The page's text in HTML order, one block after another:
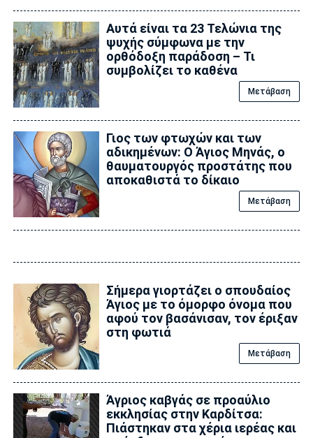
Αυτά είναι τα 23 Τελώνια της
ψυχής σύμφωνα με την
ορθόδοξη παράδοση – Τι
συμβολίζει το καθένα
Μετάβαση
Γιος των φτωχών και των
αδικημένων: Ο Άγιος Μηνάς, ο
θαυματουργός προστάτης που
αποκαθιστά το δίκαιο
Μετάβαση
Σήμερα γιορτάζει ο σπουδαίος
Άγιος με το όμορφο όνομα που
αφού τον βασάνισαν, τον έριξαν
στη φωτιά
Μετάβαση
Άγριος καβγάς σε προαύλιο
εκκλησίας στην Καρδίτσα:
Πιάστηκαν στα χέρια ιερέας και